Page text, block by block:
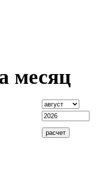
месяц